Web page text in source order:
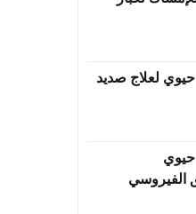
لعلاج صديد
الفيروسي